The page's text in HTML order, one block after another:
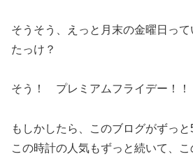
そうそう、えっと月末の金曜日っ
たっけ？
そう！ プレミアムフライデー！！
もしかしたら、このブログがずっと
この時計の人気もずっと続いて、